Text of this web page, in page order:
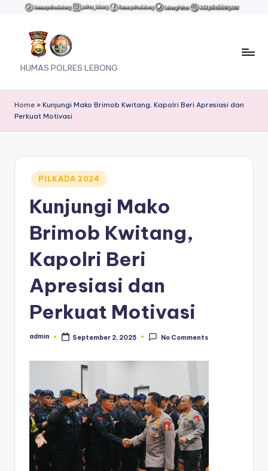
content
HUMAS POLRES LEBONG
Home » Kunjungi Mako Brimob Kwitang, Kapolri Beri Apresiasi dan
Perkuat Motivasi
Posted
in
PILKADA 2024
Kunjungi Mako
Brimob Kwitang,
Kapolri Beri
Apresiasi dan
Perkuat Motivasi
Posted
admin September 2, 2025 No Comments